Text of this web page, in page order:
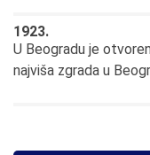
1923.
U Beogradu je
najviša zgrada u